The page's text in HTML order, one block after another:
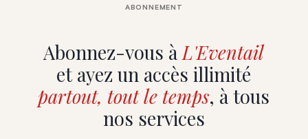
Abonnez-vous àL'Eventail
et ayez un accès illimité
partout, tout le temps, à tous
nos services
ABONNEMENT